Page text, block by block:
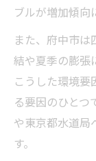
水漏
水漏れ修
水漏
水道
見積
一軒
ブルが増加傾向
また、府中市
結や夏季の膨張
こうした環境
る要因のひとつ
や東京都水道局
す。